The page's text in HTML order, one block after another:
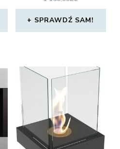
SPRAWDŹ SAM!